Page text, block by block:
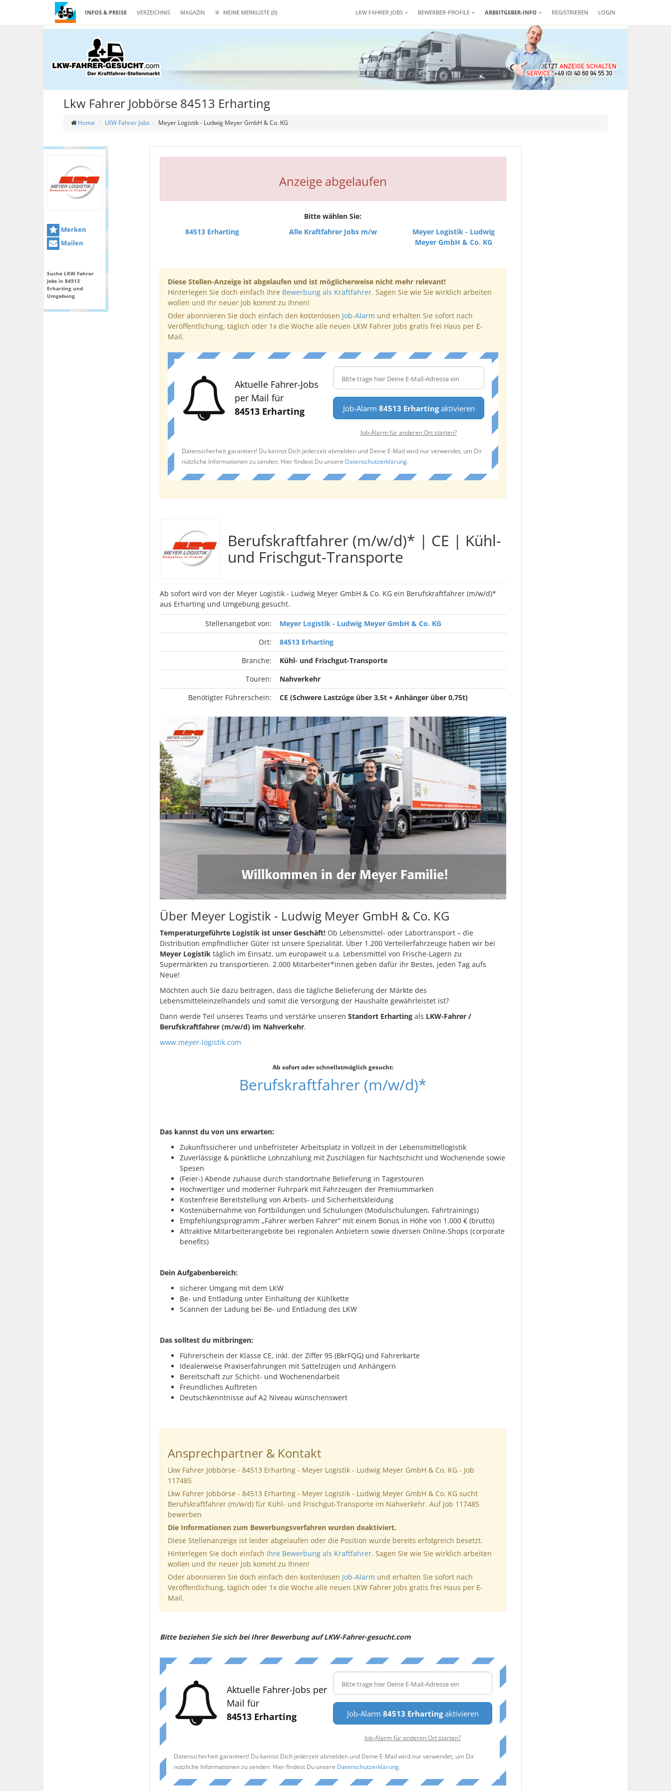
INFOS & PREISE VERZEICHNIS MAGAZIN MEINE MERKLISTE (0) REGISTRIEREN LOGIN
LKW FAHRER JOBS BEWERBER-PROFILE ARBEITGEBER-INFO
Lkw Fahrer Jobbörse 84513 Erharting
Home LKW Fahrer Jobs Meyer Logistik - Ludwig Meyer GmbH & Co. KG
Merken
Mailen
Suche LKW Fahrer
Jobs in 84513
Erharting und
Umgebung
Anzeige abgelaufen
Bitte wählen Sie:
84513 Erharting
Alle Kraftfahrer Jobs m/w
Meyer Logistik - Ludwig
Meyer GmbH & Co. KG
Diese Stellen-Anzeige ist abgelaufen und ist möglicherweise nicht mehr relevant!
Hinterlegen Sie doch einfach Ihre Bewerbung als Kraftfahrer. Sagen Sie wie Sie wirklich arbeiten
wollen und Ihr neuer Job kommt zu Ihnen!
Oder abonnieren Sie doch einfach den kostenlosen Job-Alarm und erhalten Sie sofort nach
Veröffentlichung, täglich oder 1x die Woche alle neuen LKW Fahrer Jobs gratis frei Haus per E-
Mail.
Aktuelle Fahrer-Jobs
per Mail für
84513 Erharting
Job-Alarm 84513 Erhartingaktivieren
Job-Alarm für anderen Ort starten?
Datensicherheit garantiert! Du kannst Dich jederzeit abmelden und Deine E-Mail wird nur verwendet, um Dir
nützliche Informationen zu senden. Hier findest Du unsere Datenschutzerklärung.
Berufskraftfahrer (m/w/d)* | CE | Kühl-
und Frischgut-Transporte
Ab sofort wird von der Meyer Logistik - Ludwig Meyer GmbH & Co. KG ein Berufskraftfahrer (m/w/d)*
aus Erharting und Umgebung gesucht.
Stellenangebot von:
Meyer Logistik - Ludwig Meyer GmbH & Co. KG
Ort:
84513 Erharting
Branche:
Kühl- und Frischgut-Transporte
Touren:
Nahverkehr
Benötigter Führerschein:
CE (Schwere Lastzüge über 3,5t + Anhänger über 0,75t)
Über Meyer Logistik - Ludwig Meyer GmbH & Co. KG
Temperaturgeführte Logistik ist unser Geschäft!Ob Lebensmittel- oder Labortransport – die
Distribution empfindlicher Güter ist unsere Spezialität. Über 1.200 Verteilerfahrzeuge haben wir bei
Meyer Logistiktäglich im Einsatz, um europaweit u.a. Lebensmittel von Frische-Lagern zu
Supermärkten zu transportieren. 2.000 Mitarbeiter*innen geben dafür ihr Bestes, jeden Tag aufs
Neue!
Möchten auch Sie dazu beitragen, dass die tägliche Belieferung der Märkte des
Lebensmitteleinzelhandels und somit die Versorgung der Haushalte gewährleistet ist?
Dann werde Teil unseres Teams und verstärke unseren Standort Erhartingals LKW-Fahrer /
Berufskraftfahrer (m/w/d) im Nahverkehr.
www.meyer-logistik.com
Ab sofort oder schnellstmöglich gesucht:
Berufskraftfahrer (m/w/d)*
Das kannst du von uns erwarten:
Zukunftssicherer und unbefristeter Arbeitsplatz in Vollzeit in der Lebensmittellogistik
Zuverlässige & pünktliche Lohnzahlung mit Zuschlägen für Nachtschicht und Wochenende sowie
Spesen
(Feier-) Abende zuhause durch standortnahe Belieferung in Tagestouren
Hochwertiger und moderner Fuhrpark mit Fahrzeugen der Premiummarken
Kostenfreie Bereitstellung von Arbeits- und Sicherheitskleidung
Kostenübernahme von Fortbildungen und Schulungen (Modulschulungen, Fahrtrainings)
Empfehlungsprogramm „Fahrer werben Fahrer“ mit einem Bonus in Höhe von 1.000 € (brutto)
Attraktive Mitarbeiterangebote bei regionalen Anbietern sowie diversen Online-Shops (corporate
benefits)
Dein Aufgabenbereich:
sicherer Umgang mit dem LKW
Be- und Entladung unter Einhaltung der Kühlkette
Scannen der Ladung bei Be- und Entladung des LKW
Das solltest du mitbringen:
Führerschein der Klasse CE, inkl. der Ziffer 95 (BkrFQG) und Fahrerkarte
Idealerweise Praxiserfahrungen mit Sattelzügen und Anhängern
Bereitschaft zur Schicht- und Wochenendarbeit
Freundliches Auftreten
Deutschkenntnisse auf A2 Niveau wünschenswert
Ansprechpartner & Kontakt
Lkw Fahrer Jobbörse - 84513 Erharting - Meyer Logistik - Ludwig Meyer GmbH & Co. KG - Job
117485
Lkw Fahrer Jobbörse - 84513 Erharting - Meyer Logistik - Ludwig Meyer GmbH & Co. KG sucht
Berufskraftfahrer (m/w/d) für Kühl- und Frischgut-Transporte im Nahverkehr. Auf Job 117485
bewerben
Die Informationen zum Bewerbungsverfahren wurden deaktiviert.
Diese Stellenanzeige ist leider abgelaufen oder die Position wurde bereits erfolgreich besetzt.
Hinterlegen Sie doch einfach Ihre Bewerbung als Kraftfahrer. Sagen Sie wie Sie wirklich arbeiten
wollen und Ihr neuer Job kommt zu Ihnen!
Oder abonnieren Sie doch einfach den kostenlosen Job-Alarm und erhalten Sie sofort nach
Veröffentlichung, täglich oder 1x die Woche alle neuen LKW Fahrer Jobs gratis frei Haus per E-
Mail.
Bitte beziehen Sie sich bei Ihrer Bewerbung auf LKW-Fahrer-gesucht.com
Aktuelle Fahrer-Jobs per
Mail für
84513 Erharting
Job-Alarm 84513 Erhartingaktivieren
Job-Alarm für anderen Ort starten?
Datensicherheit garantiert! Du kannst Dich jederzeit abmelden und Deine E-Mail wird nur verwendet, um Dir
nützliche Informationen zu senden. Hier findest Du unsere Datenschutzerklärung.